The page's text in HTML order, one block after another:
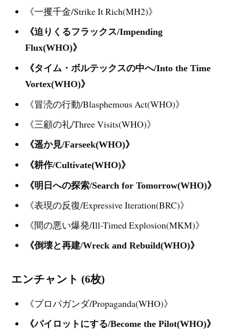
《一攫千金/Strike It Rich(MH2)》
《迫りくるフラックス/Impending
Flux(WHO)》
《タイム・ボルテックスの中へ/Into the Time
Vortex(WHO)》
《冒涜の行動/Blasphemous Act(WHO)》
《三顧の礼/Three Visits(WHO)》
《遥か見/Farseek(WHO)》
《耕作/Cultivate(WHO)》
《明日への探索/Search for Tomorrow(WHO)》
《表現の反復/Expressive Iteration(BRC)》
《間の悪い爆発/Ill-Timed Explosion(MKM)》
《倒壊と再建/Wreck and Rebuild(WHO)》
エンチャント (6枚)
《プロパガンダ/Propaganda(WHO)》
《パイロットにする/Become the Pilot(WHO)》